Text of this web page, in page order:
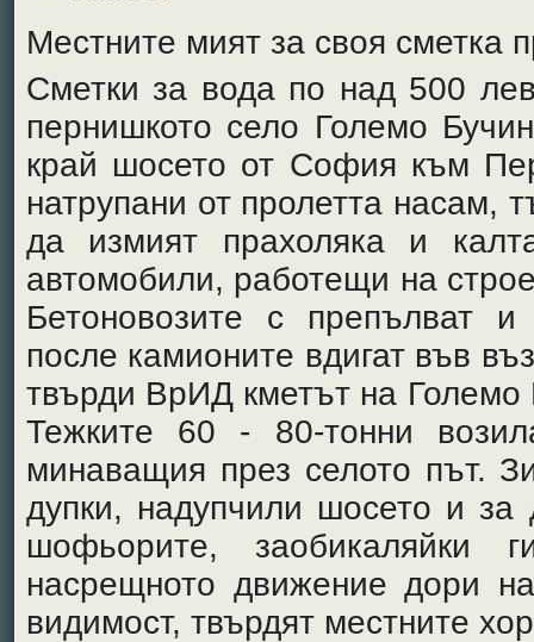
Местните мият за своя сметка
Сметки за вода по над 500
пернишкото село Големо
край шосето от София към
натрупани от пролетта насам,
да измият прахоляка и
автомобили, работещи на
Бетоновозите с препълват
после камионите вдигат във
твърди ВрИД кметът на Големо
Тежките 60 - 80-тонни
минаващия през селото път.
дупки, надупчили шосето и
шофьорите,
насрещното движение дори
видимост, твърдят местните